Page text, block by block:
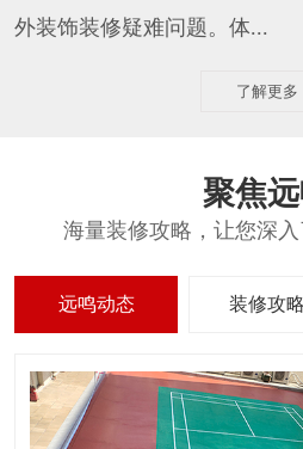
外装饰装修疑难问题。体...
了解更多
聚焦
海量装修攻略，让您深
远鸣动态 装修攻略